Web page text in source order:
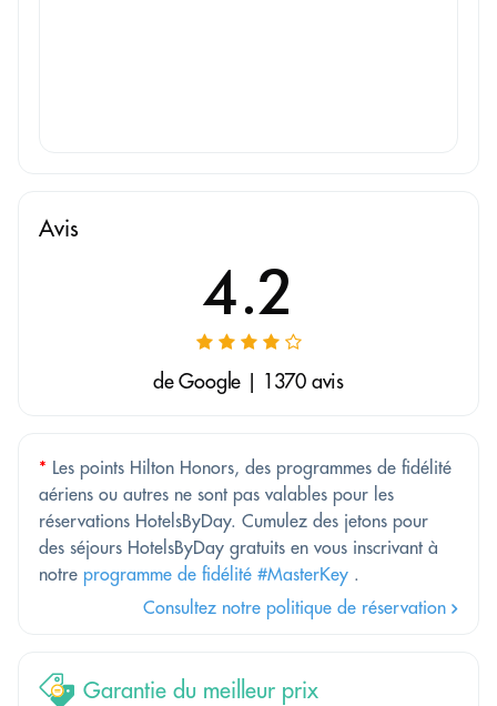
Avis
4.2
de Google | 1370 avis
* Les points Hilton Honors, des programmes de fidélité
aériens ou autres ne sont pas valables pour les
réservations HotelsByDay. Cumulez des jetons pour
des séjours HotelsByDay gratuits en vous inscrivant à
notre programme de fidélité #MasterKey .
Consultez notre politique de réservation
Garantie du meilleur prix